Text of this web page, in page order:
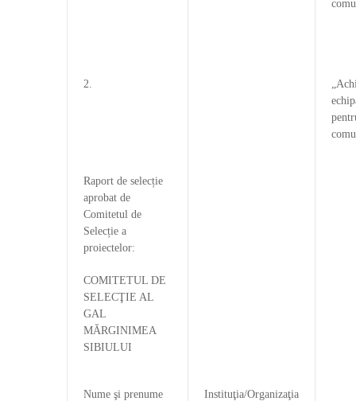
2.
Raport de selecție
aprobat de
Comitetul de
Selecție a
proiectelor:
COMITETUL DE
SELECŢIE AL
GAL
MĂRGINIMEA
SIBIULUI
Nume şi prenume Instituţia/Organizaţia